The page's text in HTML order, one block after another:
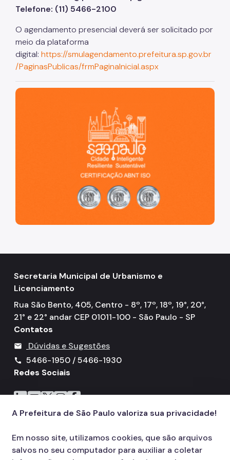
Telefone: (11) 5466-2100
O agendamento presencial deverá ser solicitado por
meio da plataforma
digital: https://smulagendamento.prefeitura.sp.gov.br
/PaginasPublicas/frmPaginaInicial.aspx
São Paulo, cidade inteligente, resiliente e sustentável
Secretaria Municipal de Urbanismo e
Licenciamento
Rua São Bento, 405, Centro - 8º, 17º, 18º, 19°, 20°,
21° e 22° andar CEP 01011-100 - São Paulo - SP
Contatos
mail Dúvidas e Sugestões
call
5466-1950 / 5466-1930
Redes Sociais
Icone do LinkedIn
Icone do YouTube
Icone do X
Icone do Instagram
Icone do Facebook
A Prefeitura de São Paulo valoriza sua privacidade!
Em nosso site, utilizamos cookies, que são arquivos
salvos no seu computador para auxiliar a coletar